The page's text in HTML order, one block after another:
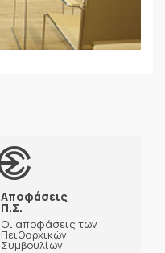
Αποφάσεις
Π.Σ.
Οι αποφάσεις των
Πειθαρχικών
Συμβουλίων